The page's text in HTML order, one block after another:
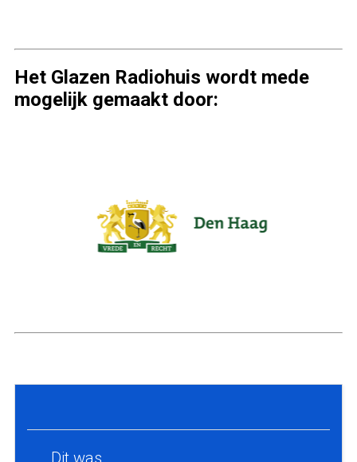
Het Glazen Radiohuis wordt mede
mogelijk gemaakt door:
Dit was…